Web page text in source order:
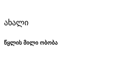
ახალი
წყლის მილი ობობა